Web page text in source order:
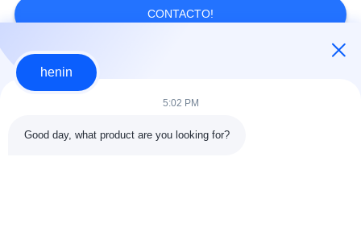
CONTACTO!
Categorías Populares
construcción de la
Taller de la estructura
henin
5:02 PM
Good day, what product are you looking for?